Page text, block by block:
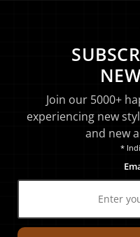
Join our 5000+
experiencing new
and new
*